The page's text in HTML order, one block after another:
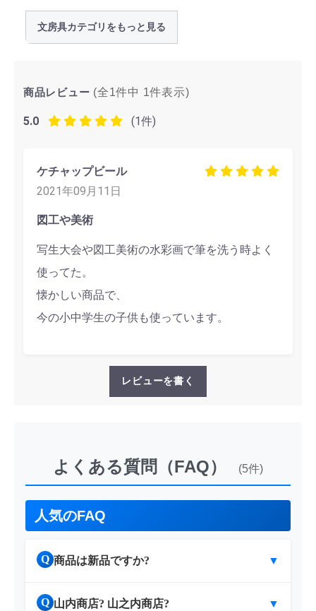
文房具カテゴリをもっと見る
商品レビュー (全1件中 1件表示)
5.0 (1件)
ケチャップビール
2021年09月11日
図工や美術
写生大会や図工美術の水彩画で筆を洗う時よく
使ってた。
懐かしい商品で、
今の小中学生の子供も使っています。
レビューを書く
よくある質問（FAQ） (5件)
人気のFAQ
Q 商品は新品ですか? ▼
Q 山内商店? 山之内商店? ▼